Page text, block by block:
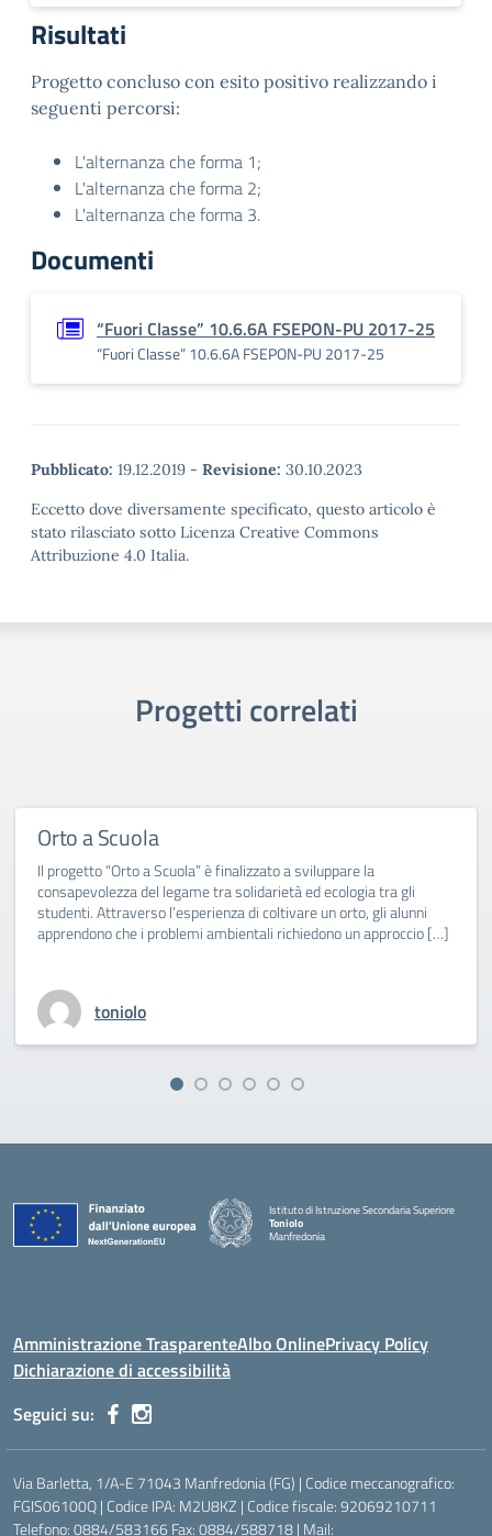
Risultati
Progetto concluso con esito positivo realizzando i
seguenti percorsi:
L'alternanza che forma 1;
L'alternanza che forma 2;
L'alternanza che forma 3.
Documenti
“Fuori Classe” 10.6.6A FSEPON-PU 2017-25
“Fuori Classe” 10.6.6A FSEPON-PU 2017-25
Pubblicato: 19.12.2019 - Revisione: 30.10.2023
Eccetto dove diversamente specificato, questo articolo è
stato rilasciato sotto Licenza Creative Commons
Attribuzione 4.0 Italia.
Progetti correlati
Orto a Scuola
Il progetto “Orto a Scuola” è finalizzato a sviluppare la
consapevolezza del legame tra solidarietà ed ecologia tra gli
studenti. Attraverso l’esperienza di coltivare un orto, gli alunni
apprendono che i problemi ambientali richiedono un approccio […]
toniolo
Istituto di Istruzione Secondaria Superiore
Toniolo
Manfredonia
Amministrazione TrasparenteAlbo OnlinePrivacy Policy
Dichiarazione di accessibilità
Seguici su:
Via Barletta, 1/A-E 71043 Manfredonia (FG) | Codice meccanografico:
FGIS06100Q | Codice IPA: M2U8KZ | Codice fiscale: 92069210711
Telefono: 0884/583166 Fax: 0884/588718 | Mail: